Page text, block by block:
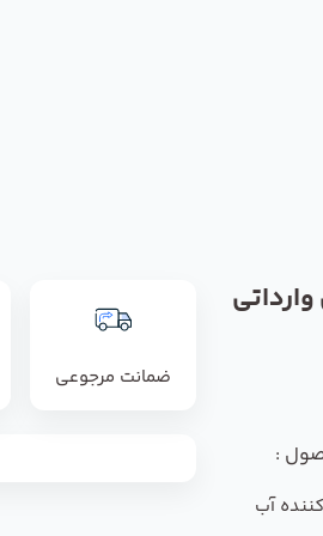
:
آب
ضمانت مرجوعی